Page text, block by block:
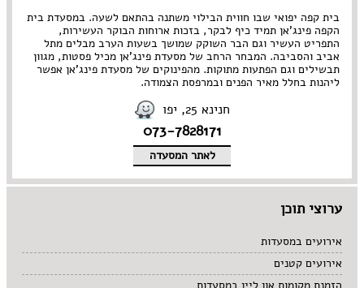
בית קפה יפואי שבו חווית הבילוי משתנה בהתאם לשעה. במסעדת בית
הקפה פינג'אן תמיד כיף לבקר, בזכות ארוחות הבוקר העשירות,
התפריט העשיר וגם הבר השוקק שמושך בשעות הערב מבלים מתל
אביב והסביבה. המבחר הרחב של מסעדת פינג'אן מכיל פסטות, מגוון
תבשילים וגם הפתעות מתוקות. מהפינוקים של מסעדת פינג'אן אפשר
ליהנות בחלל מאיר הפנים ובמרפסת הצמודה.
חנינא 25, יפו
073-7828171
לאתר המסעדה
ערוצי תוכן
אירועים במסעדות
אירועים קטנים
הזמנת מקומות און ליין במסעדות